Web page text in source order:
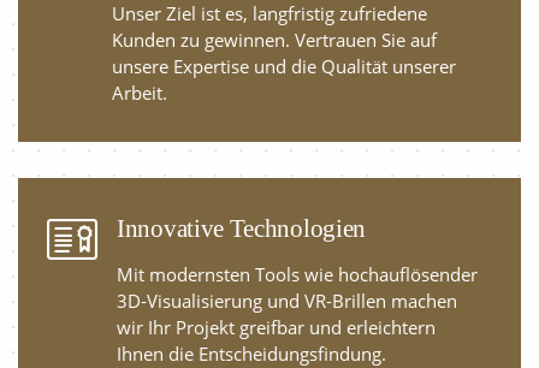
Unser Ziel ist es, langfristig zufriedene
Kunden zu gewinnen. Vertrauen Sie auf
unsere Expertise und die Qualität unserer
Arbeit.
Innovative Technologien
Mit modernsten Tools wie hochauflösender
3D-Visualisierung und VR-Brillen machen
wir Ihr Projekt greifbar und erleichtern
Ihnen die Entscheidungsfindung.